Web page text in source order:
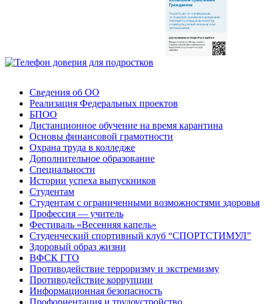
Сведения об ОО
Реализация Федеральных проектов
БПОО
Дистанционное обучение на время карантина
Основы финансовой грамотности
Охрана труда в колледже
Дополнительное образование
Специальности
Истории успеха выпускников
Студентам
Студентам с ограниченными возможностями здоровья
Профессия — учитель
Фестиваль «Весенняя капель»
Студенческий спортивный клуб “СПОРТСТИМУЛ”
Здоровый образ жизни
ВФСК ГТО
Противодействие терроризму и экстремизму
Противодействие коррупции
Информационная безопасность
Профориентация и трудоустройство